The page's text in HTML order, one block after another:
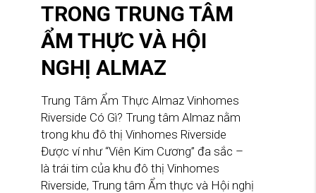
TRONG TRUNG TÂM
ẨM THỰC VÀ HỘI
NGHỊ ALMAZ
Trung Tâm Ẩm Thực Almaz Vinhomes
Riverside Có Gì? Trung tâm Almaz nằm
trong khu đô thị Vinhomes Riverside
Được ví như “Viên Kim Cương” đa sắc –
là trái tim của khu đô thị Vinhomes
Riverside, Trung tâm Ẩm thực và Hội nghị